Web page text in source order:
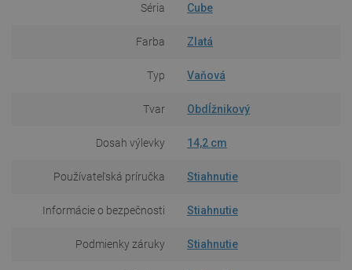
Séria Cube
Farba Zlatá
Typ Vaňová
Tvar Obdĺžnikový
Dosah výlevky 14,2 cm
Používateľská príručka Stiahnutie
Informácie o bezpečnosti Stiahnutie
Podmienky záruky Stiahnutie